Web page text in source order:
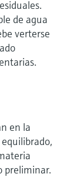
de agua
verterse
en la
preliminar.